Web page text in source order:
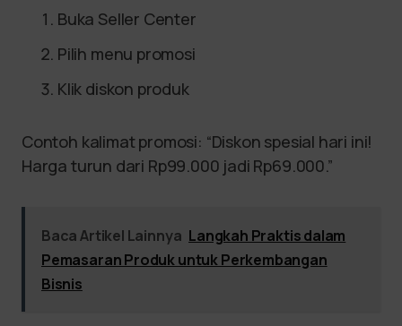
Buka Seller Center
Pilih menu promosi
Klik diskon produk
Contoh kalimat promosi: “Diskon spesial hari ini!
Harga turun dari Rp99.000 jadi Rp69.000.”
Baca Artikel Lainnya Langkah Praktis dalam
Pemasaran Produk untuk Perkembangan
Bisnis